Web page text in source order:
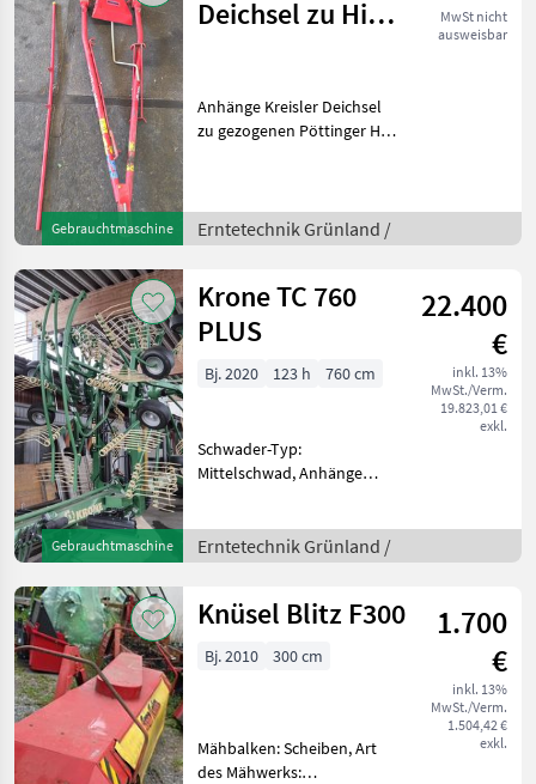
Gebrauchtmaschine
Deichsel zu Hit
MwSt nicht
ausweisbar
Anhänge Kreisler Deichsel
zu gezogenen Pöttinger Hit
Erntetechnik Grünland /
Gebrauchtmaschine
Krone TC 760
PLUS
22.400
€
inkl. 13%
MwSt./Verm.
19.823,01 €
exkl.
Bj. 2020 123 h 760 cm
Schwader-Typ:
Mittelschwad, Anhänge
Schwadtuch,
Federentlastung Schöner
Mittelschwader in
Erntetechnik Grünland /
Knüsel Blitz F300
1.700
€
inkl. 13%
MwSt./Verm.
1.504,42 €
exkl.
Bj. 2010 300 cm
Mähbalken: Scheiben, Art
des Mähwerks: